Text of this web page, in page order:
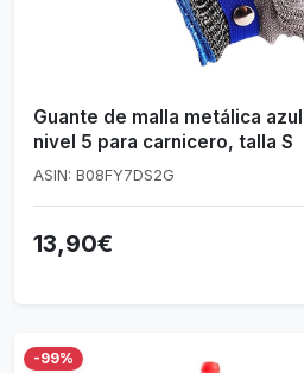
Guante de malla metálica
nivel 5 para carnicero, talla S
ASIN: B08FY7DS2G
13,90€
-99%